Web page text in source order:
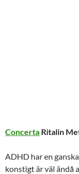
Concerta Ritalin
ADHD har en
konstigt är väl ändå